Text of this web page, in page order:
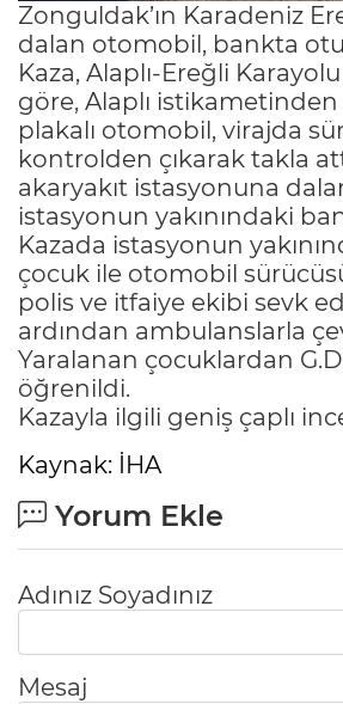
Zonguldak’ın Karadeniz
dalan otomobil, bankta
Kaza, Alaplı-Ereğli
göre, Alaplı
plakalı otomobil, virajda
kontrolden çıkarak takla
akaryakıt istasyonuna
istasyonun yakınındaki
Kazada istasyonun
çocuk ile otomobil
polis ve itfaiye ekibi sevk
ardından ambulanslarla
Yaralanan çocuklardan
öğrenildi.
Kazayla ilgili geniş çaplı
Kaynak: İHA
Yorum Ekle
Adınız Soyadınız
Mesaj